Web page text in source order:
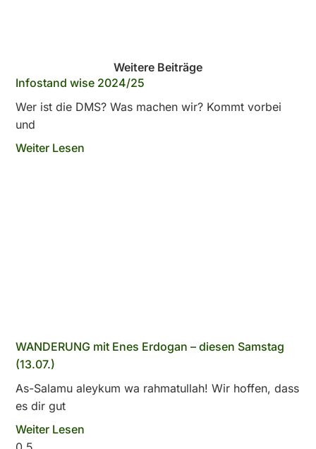
Weitere Beiträge
Infostand wise 2024/25
Wer ist die DMS? Was machen wir? Kommt vorbei
und
Weiter Lesen
WANDERUNG mit Enes Erdogan – diesen Samstag
(13.07.)
As-Salamu aleykum wa rahmatullah! Wir hoffen, dass
es dir gut
Weiter Lesen